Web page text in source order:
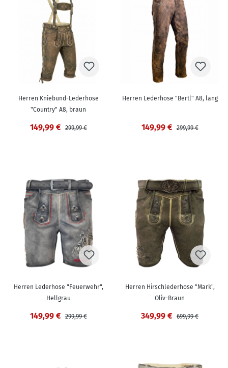
Herren Kniebund-Lederhose
"Country" A8, braun
149,99 € 299,99 €
Herren Lederhose "Bertl" A8, lang
149,99 € 299,99 €
Herren Lederhose "Feuerwehr",
Hellgrau
149,99 € 299,99 €
Herren Hirschlederhose "Mark",
Oliv-Braun
349,99 € 699,99 €